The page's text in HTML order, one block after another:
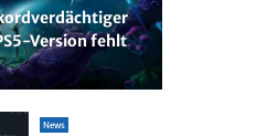
Version fehlt
News